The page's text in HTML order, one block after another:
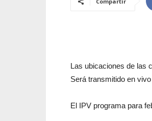
Las ubicaciones de las
Será transmitido en
El IPV programa para